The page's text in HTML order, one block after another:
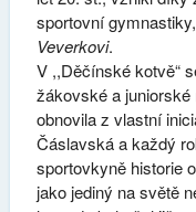
sportovní
Veverkovi.
V ,,Děčínské kotvě“
žákovské a
obnovila z vlastní
Čáslavská a každý
sportovkyně historie
jako jediný na světě